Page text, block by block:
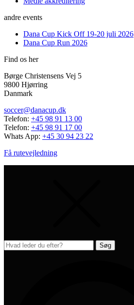
andre events
Dana Cup Kick Off 19-20 juli 2026
Dana Cup Run 2026
Find os her
Børge Christensens Vej 5
9800 Hjørring
Danmark
soccer@danacup.dk
Telefon: +45 98 91 13 00
Telefon: +45 98 91 17 00
Whats App: +45 30 94 23 22
Få rutevejledning